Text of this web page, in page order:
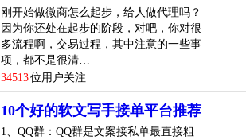
刚开始做微商怎么起步，给人做代理吗？
因为你还处在起步的阶段，对吧，你对很
多流程啊，交易过程，其中注意的一些事
项，都不是很清…
34513位用户关注
10个好的软文写手接单平台推荐
1、QQ群：QQ群是文案接私单最直接粗